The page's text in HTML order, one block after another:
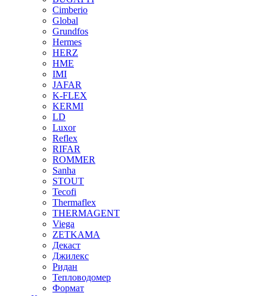
Cimberio
Global
Grundfos
Hermes
HERZ
HME
IMI
JAFAR
K-FLEX
KERMI
LD
Luxor
Reflex
RIFAR
ROMMER
Sanha
STOUT
Tecofi
Thermaflex
THERMAGENT
Viega
ZETKAMA
Декаст
Джилекс
Ридан
Тепловодомер
Формат